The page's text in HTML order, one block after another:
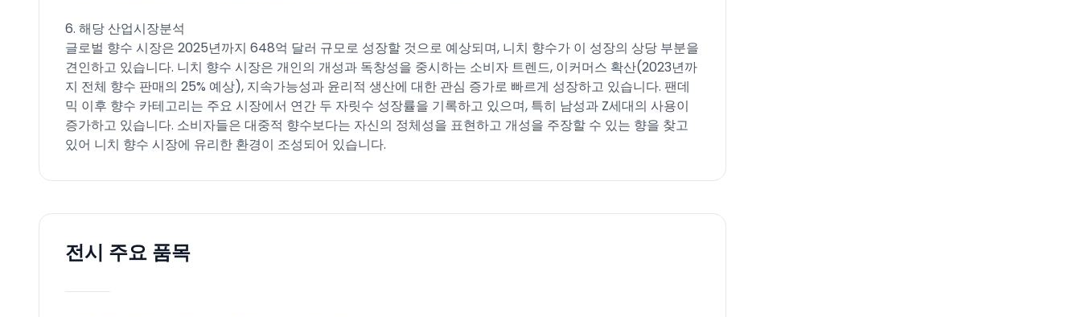
6. 해당 산업시장분석
글로벌 향수 시장은 2025년까지 648억 달러 규모로 성장할 것으로 예상되며, 니치 향수가 이 성장의 상당 부분을
견인하고 있습니다. 니치 향수 시장은 개인의 개성과 독창성을 중시하는 소비자 트렌드, 이커머스 확산(2023년까
지 전체 향수 판매의 25% 예상), 지속가능성과 윤리적 생산에 대한 관심 증가로 빠르게 성장하고 있습니다. 팬데
믹 이후 향수 카테고리는 주요 시장에서 연간 두 자릿수 성장률을 기록하고 있으며, 특히 남성과 Z세대의 사용이
증가하고 있습니다. 소비자들은 대중적 향수보다는 자신의 정체성을 표현하고 개성을 주장할 수 있는 향을 찾고
있어 니치 향수 시장에 유리한 환경이 조성되어 있습니다.​
전시 주요 품목